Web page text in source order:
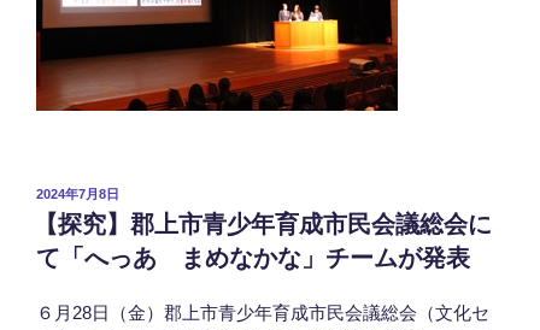
投
日:
2024年7月8日
【探究】郡上市青少年育成市民会議総会に
て「へっあ まめなかな」チームが発表
６月28日（金）郡上市青少年育成市民会議総会（文化セ